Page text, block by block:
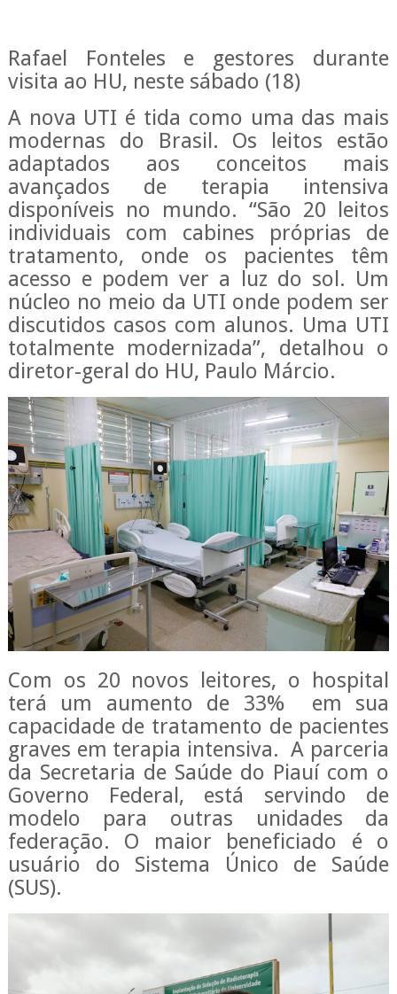
Rafael Fonteles e gestores durante
visita ao HU, neste sábado (18)
A nova UTI é tida como uma das mais
modernas do Brasil. Os leitos estão
adaptados aos conceitos mais
avançados de terapia intensiva
disponíveis no mundo. “São 20 leitos
individuais com cabines próprias de
tratamento, onde os pacientes têm
acesso e podem ver a luz do sol. Um
núcleo no meio da UTI onde podem ser
discutidos casos com alunos. Uma UTI
totalmente modernizada”, detalhou o
diretor-geral do HU, Paulo Márcio.
Com os 20 novos leitores, o hospital
terá um aumento de 33% em sua
capacidade de tratamento de pacientes
graves em terapia intensiva. A parceria
da Secretaria de Saúde do Piauí com o
Governo Federal, está servindo de
modelo para outras unidades da
federação. O maior beneficiado é o
usuário do Sistema Único de Saúde
(SUS).